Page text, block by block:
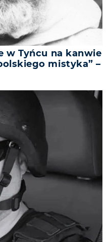
w Tyńcu na kanwie
mistyka” –